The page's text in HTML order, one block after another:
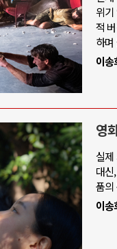
위
적
하
이
영
실제
대
품의
이